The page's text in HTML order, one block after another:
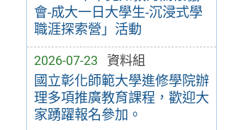
會-成大一日大學生-沉浸式學
職涯探索營」活動
2026-07-23 資料組
國立彰化師範大學進修學院辦
理多項推廣教育課程，歡迎大
家踴躍報名參加。